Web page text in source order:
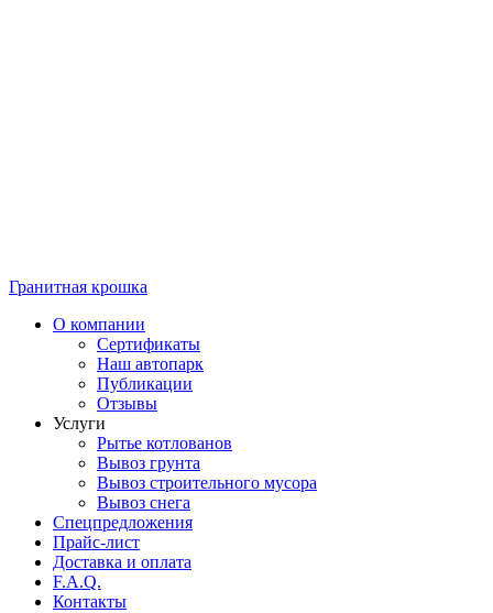
Гранитная крошка
О компании
Сертификаты
Наш автопарк
Публикации
Отзывы
Услуги
Рытье котлованов
Вывоз грунта
Вывоз строительного мусора
Вывоз снега
Спецпредложения
Прайс-лист
Доставка и оплата
F.A.Q.
Контакты